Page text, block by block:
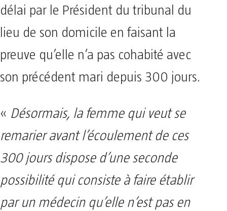
délai par le Président du tribunal du
lieu de son domicile en faisant la
preuve qu’elle n’a pas cohabité avec
son précédent mari depuis 300 jours.
« Désormais, la femme qui veut se
remarier avant l’écoulement de ces
300 jours dispose d’une seconde
possibilité qui consiste à faire établir
par un médecin qu’elle n’est pas en